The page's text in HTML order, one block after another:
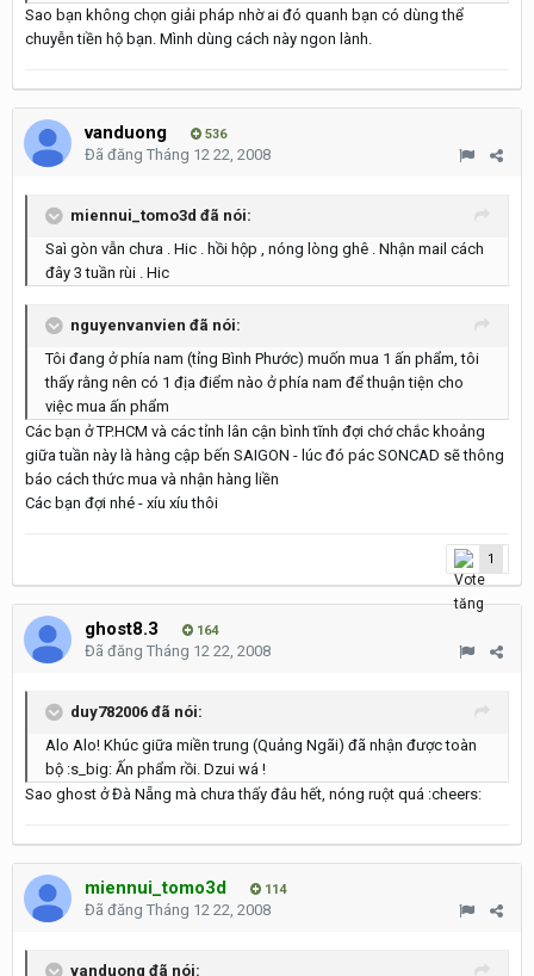
Sao bạn không chọn giải pháp nhờ ai đó quanh bạn có dùng thể
chuyễn tiền hộ bạn. Mình dùng cách này ngon lành.
vanduong 536
Đã đăng Tháng 12 22, 2008
miennui_tomo3d đã nói:
Saì gòn vẫn chưa . Hic . hồi hộp , nóng lòng ghê . Nhận mail cách
đây 3 tuần rùi . Hic
nguyenvanvien đã nói:
Tôi đang ở phía nam (tỉng Bình Phước) muốn mua 1 ấn phẩm, tôi
thấy rằng nên có 1 địa điểm nào ở phía nam để thuận tiện cho
việc mua ấn phẩm
Các bạn ở TP.HCM và các tỉnh lân cận bình tĩnh đợi chớ chắc khoảng
giữa tuần này là hàng cập bến SAIGON - lúc đó pác SONCAD sẽ thông
báo cách thức mua và nhận hàng liền
Các bạn đợi nhé - xíu xíu thôi
1
ghost8.3 164
Đã đăng Tháng 12 22, 2008
duy782006 đã nói:
Alo Alo! Khúc giữa miền trung (Quảng Ngãi) đã nhận được toàn
bộ :s_big: Ấn phẩm rồi. Dzui wá !
Sao ghost ở Đà Nẵng mà chưa thấy đâu hết, nóng ruột quá :cheers:
miennui_tomo3d 114
Đã đăng Tháng 12 22, 2008
vanduong đã nói: